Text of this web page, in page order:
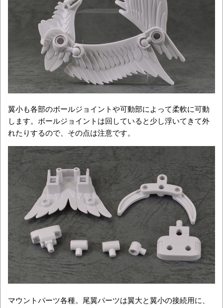
翼小も各部のボールジョイントや可動部によって柔軟に可動
します。ボールジョイントは回していると少し浮いてきて外
れたりするので、その点は注意です。
マウントパーツ各種。尾翼パーツは翼大と翼小の接続用に、